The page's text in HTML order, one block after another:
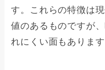
す。これらの特徴は
値のあるものですが
れにくい面もあります